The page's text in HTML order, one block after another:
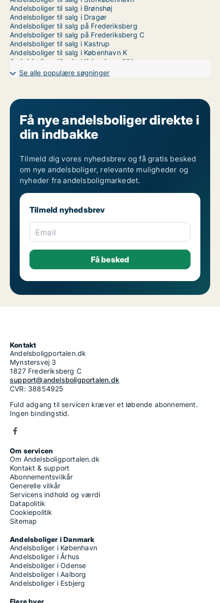
Andelsboliger til salg i Brønshøj
Andelsboliger til salg i Dragør
Andelsboliger til salg på Frederiksberg
Andelsboliger til salg på Frederiksberg C
Andelsboliger til salg i Kastrup
Andelsboliger til salg i København K
Andelsboliger til salg i København NV
Andelsboliger til salg i København S
Andelsboliger til salg i København SV
Andelsboliger til salg i Valby
Andelsboliger til salg i Vanløse
Andelsboliger til salg på Vesterbro
Andelsboliger til salg i Ørestad
Se alle populære søgninger
Få nye andelsboliger direkte i
din indbakke
Tilmeld dig vores nyhedsbrev og få gratis besked
om nye andelsboliger, relevante muligheder og
nyheder fra andelsboligmarkedet.
Tilmeld nyhedsbrev
Email
Kontakt
Andelsboligportalen.dk
Mynstersvej 3
1827 Frederiksberg C
support@andelsboligportalen.dk
CVR: 38854925
Fuld adgang til servicen kræver et løbende abonnement.
Ingen bindingstid.
Om servicen
Om Andelsboligportalen.dk
Kontakt & support
Abonnementsvilkår
Generelle vilkår
Servicens indhold og værdi
Datapolitik
Cookiepolitik
Sitemap
Andelsboliger i Danmark
Andelsboliger i København
Andelsboliger i Århus
Andelsboliger i Odense
Andelsboliger i Aalborg
Andelsboliger i Esbjerg